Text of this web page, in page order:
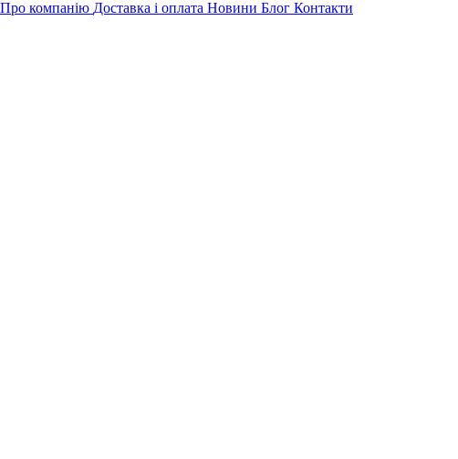
Про компанію Доставка і оплата Новини Блог Контакти